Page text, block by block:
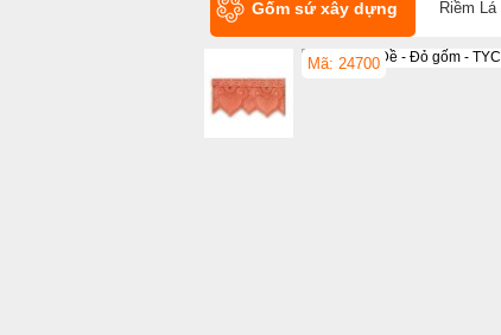
Gốm sứ xây dựng Riềm
Mã: 24700